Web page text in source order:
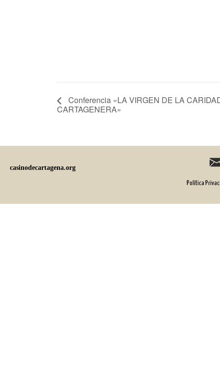
Conferencia «LA VIRGEN DE LA
CARTAGENERA»
casinodecartagena.org
Política